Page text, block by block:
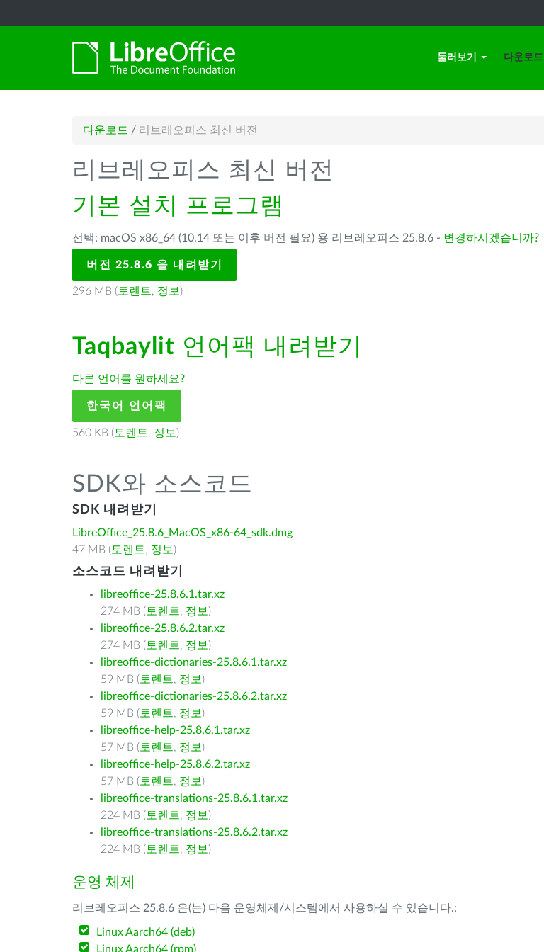
둘러보기 다운로드
다운로드 / 리브레오피스 최신 버전
리브레오피스 최신 버전
기본 설치 프로그램
선택: macOS x86_64 (10.14 또는 이후 버전 필요) 용 리브레오피스 25.8.6 - 변경하시겠습니까?
버전 25.8.6 을 내려받기
296 MB ( 토렌트, 정보 )
Taqbaylit 언어팩 내려받기
다른 언어를 원하세요?
한국어 언어팩
560 KB ( 토렌트, 정보 )
SDK와 소스코드
SDK 내려받기
LibreOffice_25.8.6_MacOS_x86-64_sdk.dmg
47 MB ( 토렌트, 정보 )
소스코드 내려받기
libreoffice-25.8.6.1.tar.xz
274 MB ( 토렌트, 정보 )
libreoffice-25.8.6.2.tar.xz
274 MB ( 토렌트, 정보 )
libreoffice-dictionaries-25.8.6.1.tar.xz
59 MB ( 토렌트, 정보 )
libreoffice-dictionaries-25.8.6.2.tar.xz
59 MB ( 토렌트, 정보 )
libreoffice-help-25.8.6.1.tar.xz
57 MB ( 토렌트, 정보 )
libreoffice-help-25.8.6.2.tar.xz
57 MB ( 토렌트, 정보 )
libreoffice-translations-25.8.6.1.tar.xz
224 MB ( 토렌트, 정보 )
libreoffice-translations-25.8.6.2.tar.xz
224 MB ( 토렌트, 정보 )
운영 체제
리브레오피스 25.8.6 은(는) 다음 운영체제/시스템에서 사용하실 수 있습니다.:
Linux Aarch64 (deb)
Linux Aarch64 (rpm)